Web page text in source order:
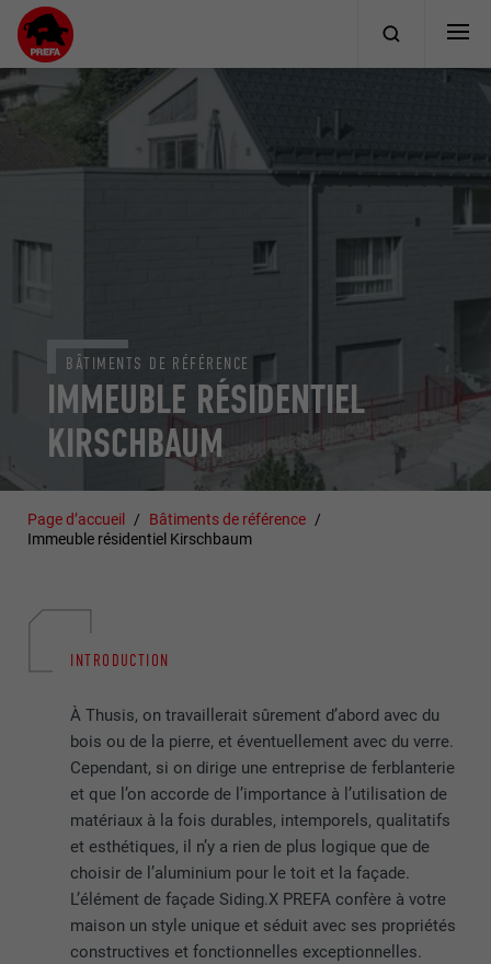
IMMEUBLE RÉSIDENTIEL
KIRSCHBAUM
BÂTIMENTS DE RÉFÉRENCE
Page d’accueil
Bâtiments de référence
Immeuble résidentiel Kirschbaum
INTRODUCTION
À Thusis, on travaillerait sûrement d’abord avec du
bois ou de la pierre, et éventuellement avec du verre.
Cependant, si on dirige une entreprise de ferblanterie
et que l’on accorde de l’importance à l’utilisation de
matériaux à la fois durables, intemporels, qualitatifs
et esthétiques, il n’y a rien de plus logique que de
choisir de l’aluminium pour le toit et la façade.
L’élément de façade Siding.X PREFA confère à votre
maison un style unique et séduit avec ses propriétés
constructives et fonctionnelles exceptionnelles.